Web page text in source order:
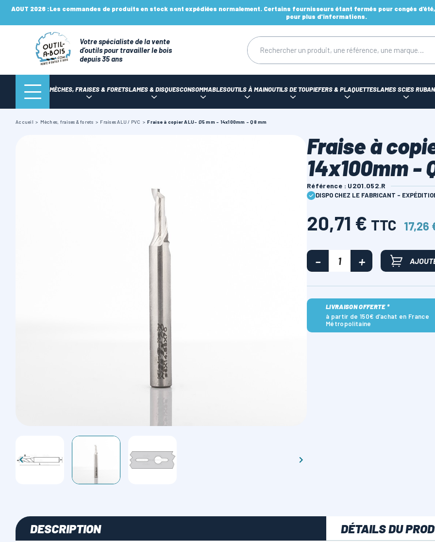
AOUT 2026 :Les commandes de produits en stock sont expédiées normalement. Certains fournisseurs étant fermés pour congés
pour plus d'informations.
Votre spécialiste de la vente
d’outils pour travailler le bois
depuis 35 ans
MÈCHES, FRAISES & FORETSLAMES & DISQUESCONSOMMABLESOUTILS À MAINOUTILS DE TOUPIEFERS & PLAQUETTESLAMES SCIES RUBAN
Accueil Mèches, fraises & forets Fraises ALU / PVC Fraise à copier ALU- Ø5 mm - 14x100mm - Q8 mm
 
Fraise à
14x100mm -
Référence : U201.052.R
DISPO CHEZ LE FABRICANT -
20,71 € TTC 17,26
LIVRAISON OFFERTE *
à partir de 150€ d’achat en France
Métropolitaine
DESCRIPTION DÉTAILS DU